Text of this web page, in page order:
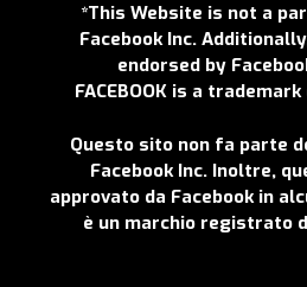
*This Website is not a
Facebook Inc.
endorsed by
FACEBOOK is a trademark
Questo sito non fa parte
Facebook Inc. Inoltre,
approvato da Facebook in
è un marchio registrato di